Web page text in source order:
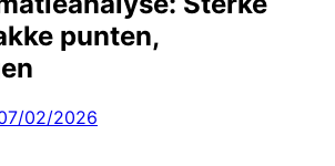
punten,
02/2026